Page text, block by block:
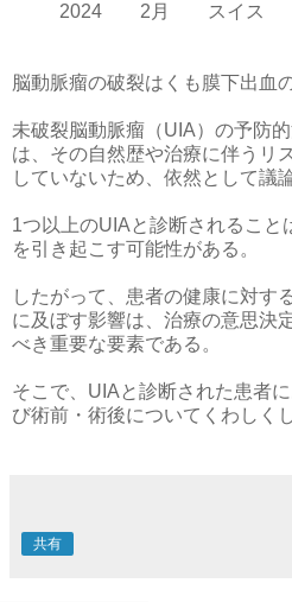
2024 2月 スイス
脳動脈瘤の破裂はくも膜下出血
未破裂脳動脈瘤（UIA）の予防
は、その自然歴や治療に伴うリ
していないため、依然として議
1つ以上のUIAと診断されること
を引き起こす可能性がある。
したがって、患者の健康に対す
に及ぼす影響は、治療の意思決
べき重要な要素である。
そこで、UIAと診断された患者
び術前・術後についてくわしく
共有